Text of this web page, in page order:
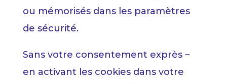
ou mémorisés dans les paramètres
de sécurité.
Sans votre consentement exprès –
en activant les cookies dans votre